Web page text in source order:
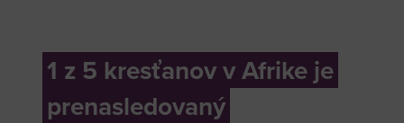
1 z 5 kresťanov v Afrike je
prenasledovaný